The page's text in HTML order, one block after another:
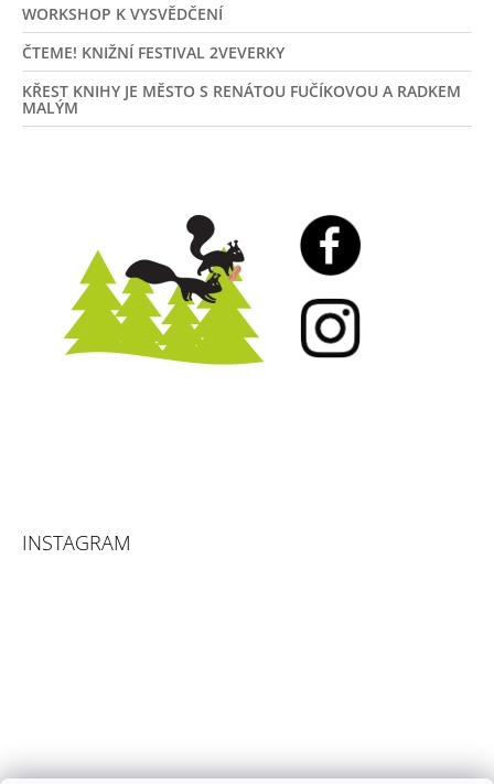
WORKSHOP K VYSVĚDČENÍ
ČTEME! KNIŽNÍ FESTIVAL 2VEVERKY
KŘEST KNIHY JE MĚSTO S RENÁTOU FUČÍKOVOU A RADKEM
MALÝM
INSTAGRAM